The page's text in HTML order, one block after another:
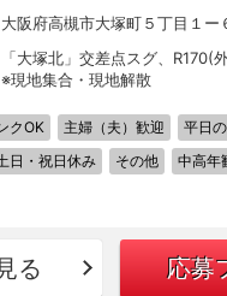
大阪府高槻市大塚町５丁目１ー
「大塚北」交差点スグ、R170(
※現地集合・現地解散
クOK 主婦（夫）歓迎 平日
日・祝日休み その他 中高年
る 応募